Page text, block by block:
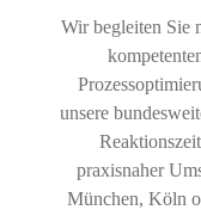
Wir begleiten Sie
unsere
praxisnaher
München, Köln